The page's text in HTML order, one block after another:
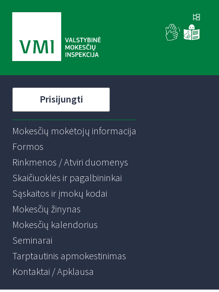
Prisijungti
Mokesčių mokėtojų informacija
Formos
Rinkmenos / Atviri duomenys
Skaičiuoklės ir pagalbininkai
Sąskaitos ir įmokų kodai
Mokesčių žinynas
Mokesčių kalendorius
Seminarai
Tarptautinis apmokestinimas
Kontaktai / Apklausa